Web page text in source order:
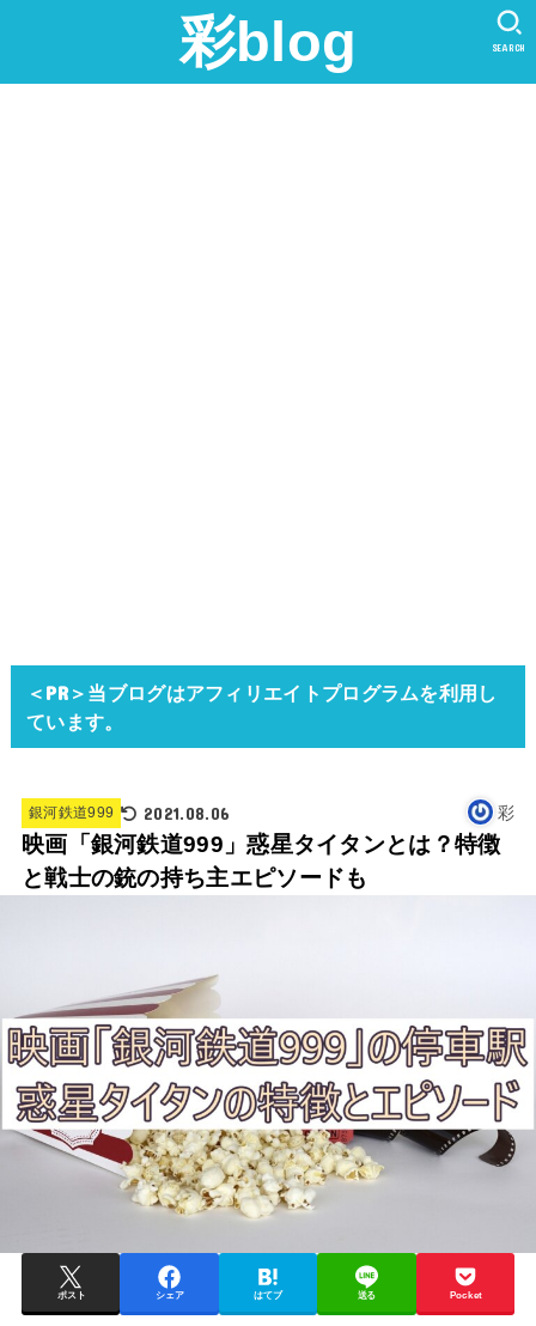
彩blog SEARCH
＜PR＞当ブログはアフィリエイトプログラムを利用し
ています。
銀河鉄道999 2021.08.06 彩
映画「銀河鉄道999」惑星タイタンとは？特徴
と戦士の銃の持ち主エピソードも
ポスト シェア はてブ 送る Pocket